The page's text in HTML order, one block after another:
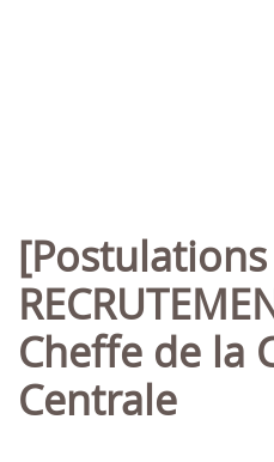
[Postulations fermées]
Cheffe de la
Centrale